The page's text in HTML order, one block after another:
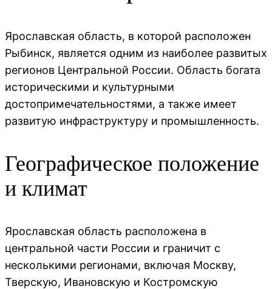
Ярославская область, в которой расположен
Рыбинск, является одним из наиболее развитых
регионов Центральной России. Область богата
историческими и культурными
достопримечательностями, а также имеет
развитую инфраструктуру и промышленность.
Географическое положение
и климат
Ярославская область расположена в
центральной части России и граничит с
несколькими регионами, включая Москву,
Тверскую, Ивановскую и Костромскую